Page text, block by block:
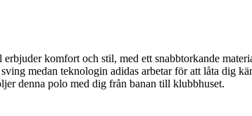
komfort och stil, med ett snabbtorkande
medan teknologin adidas arbetar för att låta dig
denna polo med dig från banan till klubbhuset.